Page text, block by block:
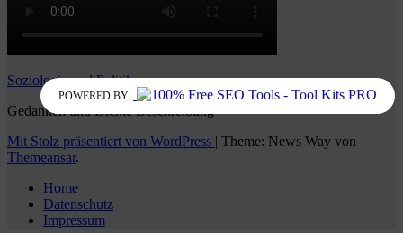
Soziologie und Politik
Gedanken und Dichte Beschreibung
Mit Stolz präsentiert von WordPress | Theme: News Way von
Themeansar.
Home
Datenschutz
Impressum
POWERED BY